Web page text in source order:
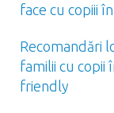
face cu copiii
Recomandări
familii cu copii
friendly